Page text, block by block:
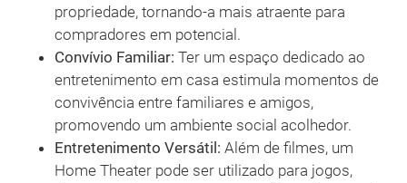
propriedade, tornando-a mais atraente para
compradores em potencial.
Convívio Familiar: Ter um espaço dedicado ao
entretenimento em casa estimula momentos de
convivência entre familiares e amigos,
promovendo um ambiente social acolhedor.
Entretenimento Versátil: Além de filmes, um
Home Theater pode ser utilizado para jogos,